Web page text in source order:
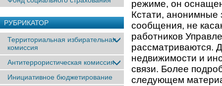
РУБРИКАТОР
Территориальная избирательная
комиссия
Антитеррористическая комиссия
Инициативное бюджетирование
режиме, он
Кстати, анонимные
сообщения, не
работников
рассматриваются.
недвижимости и
связи. Более
следующем